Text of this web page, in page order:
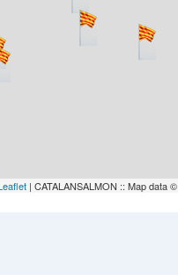
| CATALANSALMON :: Map data ©